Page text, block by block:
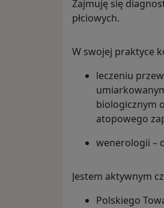
Zajmuję się
płciowych.
W swojej praktyce
leczeniu
biologicznym
atopowego
wenerologii –
Jestem aktywnym
Polskiego